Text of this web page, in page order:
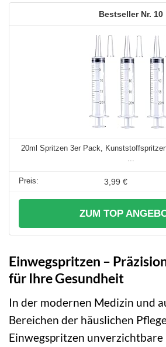
10
20ml Spritzen 3er Pack,
...
3,99 €
ZUM TOP
Einwegspritzen –
für Ihre Gesundheit
In der modernen Medizin und
Bereichen der häuslichen
Einwegspritzen unverzichtbare